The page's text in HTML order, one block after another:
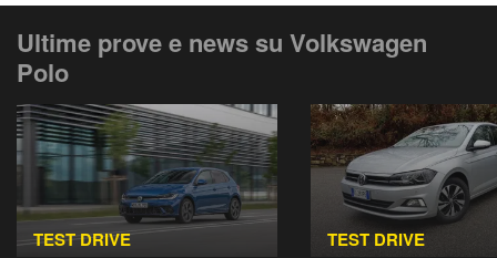
Ultime prove e news su Volkswagen
Polo
TEST DRIVE TEST DRIVE